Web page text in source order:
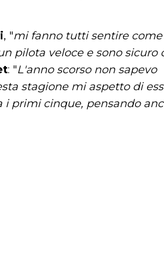
, "mi fanno tutti sentire come
pilota veloce e sono sicuro
: "L'anno scorso non sapevo
stagione mi aspetto di
primi cinque, pensando